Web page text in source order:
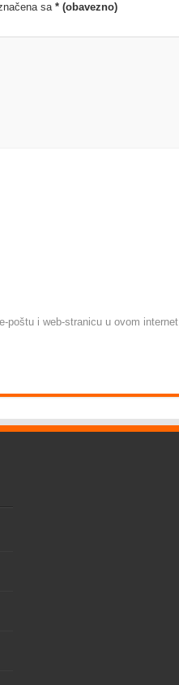
sa * (obavezno)
poštu i web-stranicu u ovom internet